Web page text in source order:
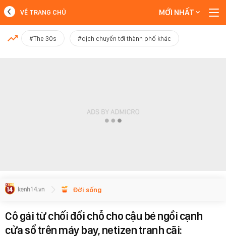
MỚI NHẤT
VỀ TRANG CHỦ MỚI NHẤT
#The 30s #dịch chuyển tới thành phố khác
Đời sống
Cô gái từ chối đổi chỗ cho cậu bé ngồi cạnh
cửa sổ trên máy bay, netizen tranh cãi: